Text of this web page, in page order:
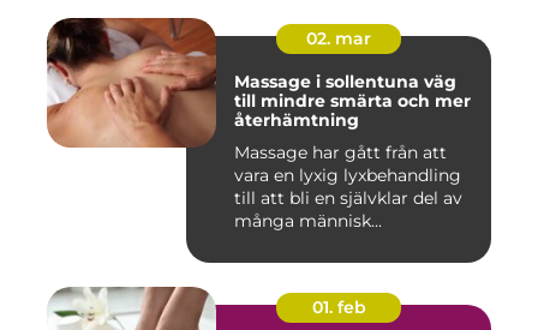
02. mar
Massage i sollentuna väg
till mindre smärta och mer
återhämtning
Massage har gått från att
vara en lyxig lyxbehandling
till att bli en självklar del av
många människ...
01. feb